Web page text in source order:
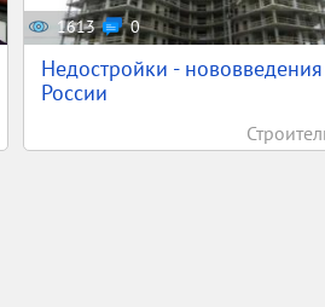
1613 0
Недостройки -
России